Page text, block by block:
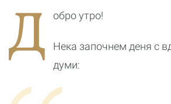
отключват
новата
Д обро утро!
Нека започнем деня с
думи: